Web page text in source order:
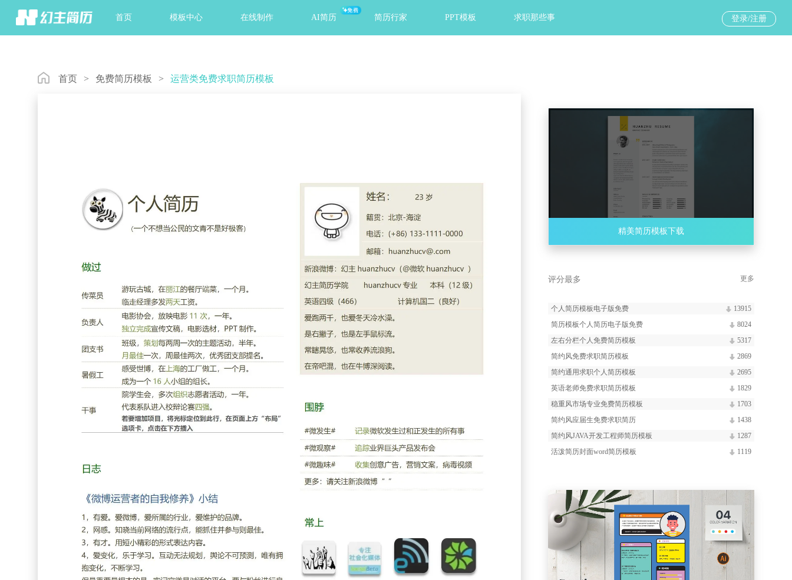
首页 模板中心 在线制作 AI简历
免费
简历行家 PPT模板 求职那些事 登录/注册
首页 > 免费简历模板 > 运营类免费求职简历模板
精美简历模板下载
评分最多 更多
个人简历模板电子版免费
13915
简历模板个人简历电子版免费
8024
左右分栏个人免费简历模板
5317
简约风免费求职简历模板
2869
简约通用求职个人简历模板
2695
英语老师免费求职简历模板
1829
稳重风市场专业免费简历模板
1703
简约风应届生免费求职简历
1438
简约风JAVA开发工程师简历模板
1287
活泼简历封面word简历模板
1119